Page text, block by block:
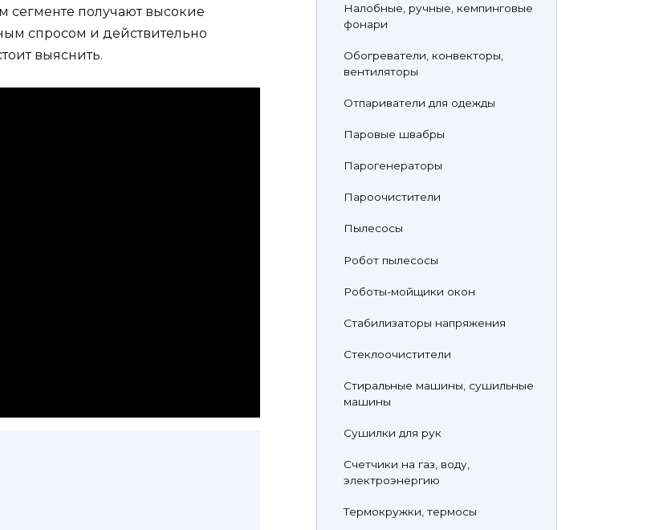
сегменте получают высокие
спросом и действительно
выяснить.
Налобные, ручные, кемпинговые
фонари
Обогреватели, конвекторы,
вентиляторы
Отпариватели для одежды
Паровые швабры
Парогенераторы
Пароочистители
Пылесосы
Робот пылесосы
Роботы-мойщики окон
Стабилизаторы напряжения
Стеклоочистители
Стиральные машины, сушильные
машины
Сушилки для рук
Счетчики на газ, воду,
электроэнергию
Термокружки, термосы